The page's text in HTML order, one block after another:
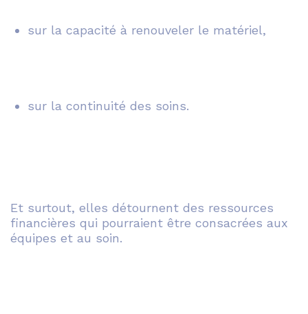
sur la capacité à renouveler le matériel,
sur la continuité des soins.
Et surtout, elles détournent des ressources
financières qui pourraient être consacrées aux
équipes et au soin.